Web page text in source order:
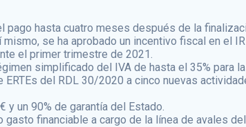
pago hasta cuatro meses después de la
se ha aprobado un incentivo fiscal en el
el primer trimestre de 2021.
simplificado del IVA de hasta el 35% para
del RDL 30/2020 a cinco nuevas
un 90% de garantía del Estado.
financiable a cargo de la línea de avales del